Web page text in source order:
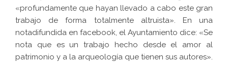
«profundamente que hayan llevado a cabo este gran
trabajo de forma totalmente altruista». En una
notadifundida en facebook, el Ayuntamiento dice: «Se
nota que es un trabajo hecho desde el amor al
patrimonio y a la arqueología que tienen sus autores».